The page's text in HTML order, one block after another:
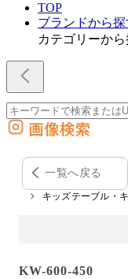
TOP
ブランドから探
カテゴリーから
外部サイトの商品をカート
他のサイトで見つけた商品ペー
画像検索
一覧へ戻る
キッズテーブル・
KW-600-450